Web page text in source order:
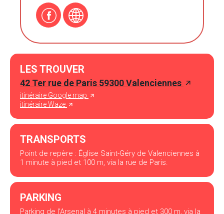
LES TROUVER
42 Ter rue de Paris 59300 Valenciennes
itinéraire Google map
itinéraire Waze
TRANSPORTS
Point de repère : Église Saint-Géry de Valenciennes à
1 minute à pied et 100 m, via la rue de Paris.
PARKING
Parking de l'Arsenal à 4 minutes à pied et 300 m, via la